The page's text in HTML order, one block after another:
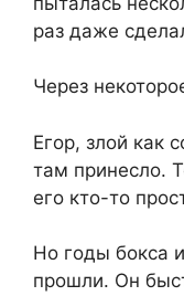
раз даже
Через
Егор, злой как
там принесло.
его кто-то
Но годы бокса
прошли. Он